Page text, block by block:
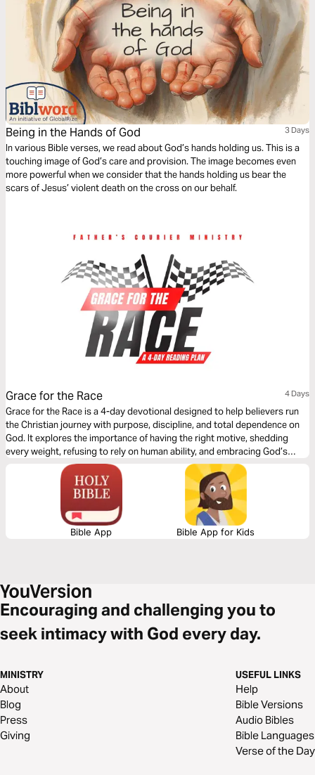
Being in the Hands of God 3 Days
In various Bible verses, we read about God’s hands holding us. This is a
touching image of God’s care and provision. The image becomes even
more powerful when we consider that the hands holding us bear the
scars of Jesus’ violent death on the cross on our behalf.
Grace for the Race 4 Days
Grace for the Race is a 4-day devotional designed to help believers run
the Christian journey with purpose, discipline, and total dependence on
God. It explores the importance of having the right motive, shedding
every weight, refusing to rely on human ability, and embracing God’s
sufficient grace. Each day calls you to examine your heart, align your life
with God’s will, and draw strength from Him alone. This plan will inspire
you to run with clarity, endurance, and spiritual focus—empowered by
grace to finish strong and obtain the eternal prize.
Bible App Bible App for Kids
Encouraging and challenging you to
seek intimacy with God every day.
MINISTRY
About
Blog
Press
Giving
USEFUL LINKS
Help
Bible Versions
Audio Bibles
Bible Languages
Verse of the Day